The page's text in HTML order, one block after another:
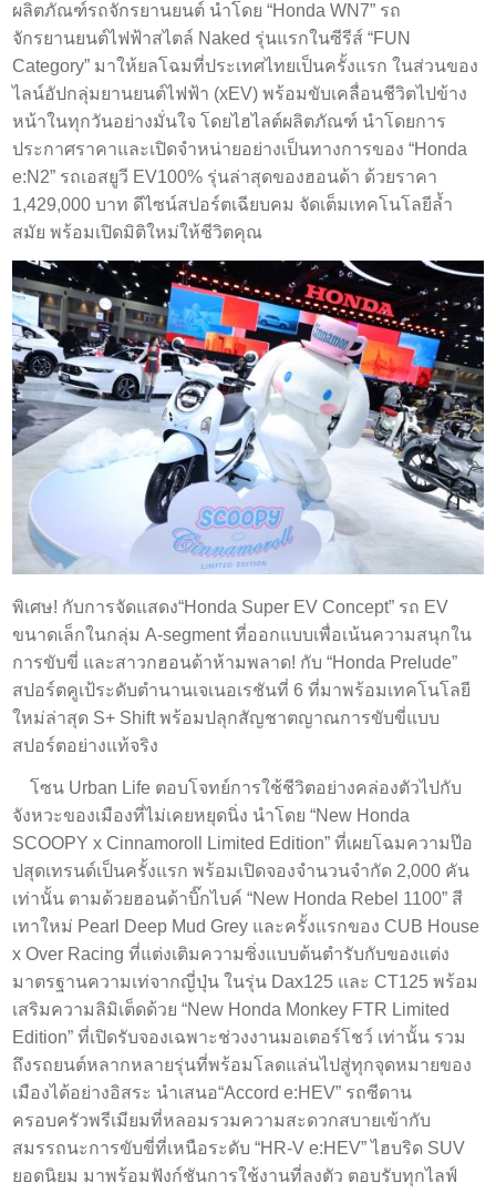
ผลิตภัณฑ์รถจักรยานยนต์ นำโดย “Honda WN7” รถ
จักรยานยนต์ไฟฟ้าสไตล์ Naked รุ่นแรกในซีรีส์ “FUN
Category” มาให้ยลโฉมที่ประเทศไทยเป็นครั้งแรก ในส่วนของ
ไลน์อัปกลุ่มยานยนต์ไฟฟ้า (xEV) พร้อมขับเคลื่อนชีวิตไปข้าง
หน้าในทุกวันอย่างมั่นใจ โดยไฮไลต์ผลิตภัณฑ์ นำโดยการ
ประกาศราคาและเปิดจำหน่ายอย่างเป็นทางการของ “Honda
e:N2” รถเอสยูวี EV100% รุ่นล่าสุดของฮอนด้า ด้วยราคา
1,429,000 บาท ดีไซน์สปอร์ตเฉียบคม จัดเต็มเทคโนโลยีล้ำ
สมัย พร้อมเปิดมิติใหม่ให้ชีวิตคุณ
พิเศษ! กับการจัดแสดง“Honda Super EV Concept” รถ EV
ขนาดเล็กในกลุ่ม A-segment ที่ออกแบบเพื่อเน้นความสนุกใน
การขับขี่ และสาวกฮอนด้าห้ามพลาด! กับ “Honda Prelude”
สปอร์ตคูเป้ระดับตำนานเจเนอเรชันที่ 6 ที่มาพร้อมเทคโนโลยี
ใหม่ล่าสุด S+ Shift พร้อมปลุกสัญชาตญาณการขับขี่แบบ
สปอร์ตอย่างแท้จริง
โซน Urban Life ตอบโจทย์การใช้ชีวิตอย่างคล่องตัวไปกับ
จังหวะของเมืองที่ไม่เคยหยุดนิ่ง นำโดย “New Honda
SCOOPY x Cinnamoroll Limited Edition” ที่เผยโฉมความป๊อ
ปสุดเทรนด์เป็นครั้งแรก พร้อมเปิดจองจำนวนจำกัด 2,000 คัน
เท่านั้น ตามด้วยฮอนด้าบิ๊กไบค์ “New Honda Rebel 1100” สี
เทาใหม่ Pearl Deep Mud Grey และครั้งแรกของ CUB House
x Over Racing ที่แต่งเติมความซิ่งแบบต้นตำรับกับของแต่ง
มาตรฐานความเท่จากญี่ปุ่น ในรุ่น Dax125 และ CT125 พร้อม
เสริมความลิมิเต็ดด้วย “New Honda Monkey FTR Limited
Edition” ที่เปิดรับจองเฉพาะช่วงงานมอเตอร์โชว์ เท่านั้น รวม
ถึงรถยนต์หลากหลายรุ่นที่พร้อมโลดแล่นไปสู่ทุกจุดหมายของ
เมืองได้อย่างอิสระ นำเสนอ“Accord e:HEV” รถซีดาน
ครอบครัวพรีเมียมที่หลอมรวมความสะดวกสบายเข้ากับ
สมรรถนะการขับขี่ที่เหนือระดับ “HR-V e:HEV” ไฮบริด SUV
ยอดนิยม มาพร้อมฟังก์ชันการใช้งานที่ลงตัว ตอบรับทุกไลฟ์